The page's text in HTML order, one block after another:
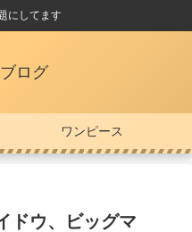
にしてます
ログ
ワンピース
ドウ、ビッグマ